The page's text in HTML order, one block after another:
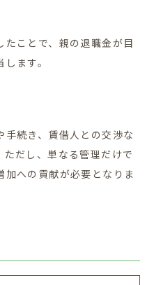
ことで、親の退職金が目
ます。
続き、賃借人との交渉な
ただし、単なる管理だけで
への貢献が必要となりま